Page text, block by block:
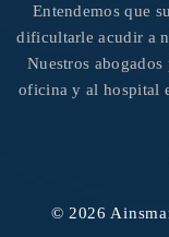
Entendemos que
dificultarle acudir a
Nuestros
oficina y al hospital
© 2026